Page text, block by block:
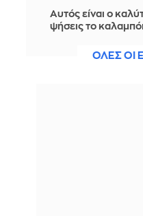
Αυτός είναι ο
ψήσεις το
ΟΛΕΣ ΟΙ